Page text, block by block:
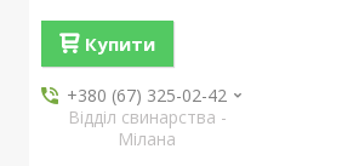
Купити
+380 (67) 325-02-42
Відділ свинарства -
Мілана